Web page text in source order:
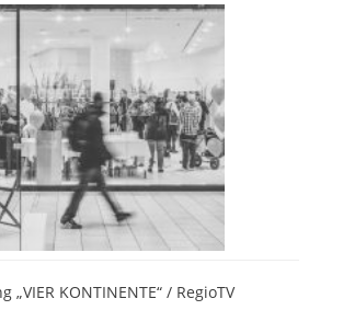
„VIER KONTINENTE“ / RegioTV